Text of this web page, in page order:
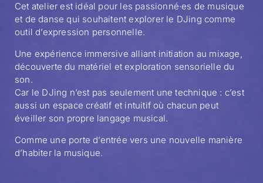
Cet atelier est idéal pour les passionné·es de musique
et de danse qui souhaitent explorer le DJing comme
outil d’expression personnelle.
Une expérience immersive alliant initiation au mixage,
découverte du matériel et exploration sensorielle du
son.
Car le DJing n’est pas seulement une technique : c’est
aussi un espace créatif et intuitif où chacun peut
éveiller son propre langage musical.
Comme une porte d’entrée vers une nouvelle manière
d’habiter la musique.